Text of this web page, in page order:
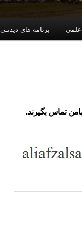
علمی برنامه های دیدنـی
تماس بگیرند.